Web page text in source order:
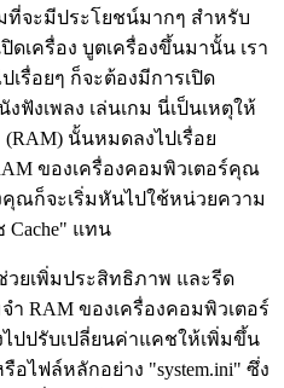
มที่จะมีประโยชน์มากๆ สำหรับ
ปิดเครื่อง บูตเครื่องขึ้นมานั้น เรา
เรื่อยๆ ก็จะต้องมีการเปิด
ฟังเพลง เล่นเกม นี่เป็นเหตุให้
นั้นหมดลงไปเรื่อย
ของเครื่องคอมพิวเตอร์คุณ
ณก็จะเริ่มหันไปใช้หน่วยความ
แทน
วยเพิ่มประสิทธิภาพ และรีด
RAM ของเครื่องคอมพิวเตอร์
ปปรับเปลี่ยนค่าแคชให้เพิ่มขึ้น
ไฟล์หลักอย่าง "system.ini" ซึ่ง